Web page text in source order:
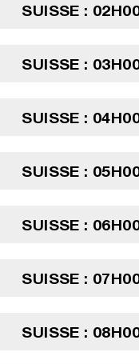
SUISSE :
SUISSE :
SUISSE :
SUISSE :
SUISSE :
SUISSE :
SUISSE :